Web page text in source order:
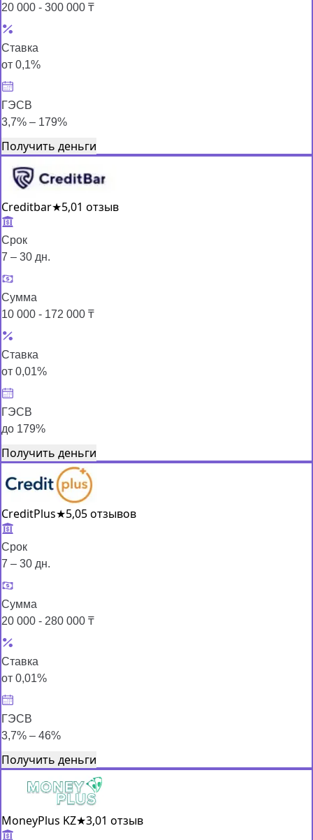
20 000 - 300 000 ₸
Ставка
от 0,1%
ГЭСВ
3,7% – 179%
Получить деньги
Creditbar★5,01 отзыв
Срок
7 – 30 дн.
Сумма
10 000 - 172 000 ₸
Ставка
от 0,01%
ГЭСВ
до 179%
Получить деньги
CreditPlus★5,05 отзывов
Срок
7 – 30 дн.
Сумма
20 000 - 280 000 ₸
Ставка
от 0,01%
ГЭСВ
3,7% – 46%
Получить деньги
MoneyPlus KZ★3,01 отзыв